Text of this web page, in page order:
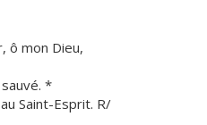
ô mon Dieu,
*
Saint-Esprit. R/